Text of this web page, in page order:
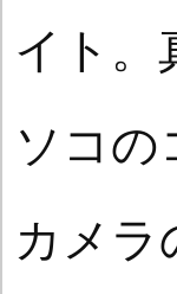
イト。
ソコ
カメラ